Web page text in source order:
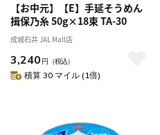
【お中元】【E】手延そうめん
揖保乃糸 50g×18束 TA-30
成城石井 JAL Mall店
3,240 円 （税込）
積算 30 マイル (1倍)